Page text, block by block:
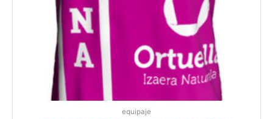
equipaje
en
la
página
de
producto